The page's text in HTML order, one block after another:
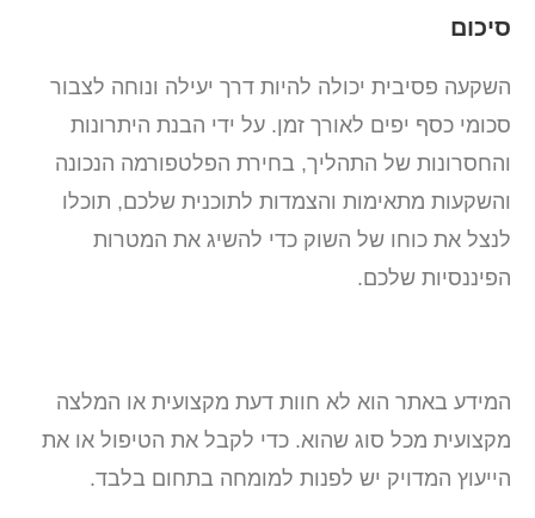
סיכום
השקעה פסיבית יכולה להיות דרך יעילה ונוחה לצבור
סכומי כסף יפים לאורך זמן. על ידי הבנת היתרונות
והחסרונות של התהליך, בחירת הפלטפורמה הנכונה
והשקעות מתאימות והצמדות לתוכנית שלכם, תוכלו
לנצל את כוחו של השוק כדי להשיג את המטרות
הפיננסיות שלכם.
המידע באתר הוא לא חוות דעת מקצועית או המלצה
מקצועית מכל סוג שהוא. כדי לקבל את הטיפול או את
הייעוץ המדויק יש לפנות למומחה בתחום בלבד.